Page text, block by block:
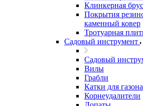
Клинкерная
Покрытия
каменный ковер
Тротуарная
Садовый инструмент
Садовый
Вилы
Грабли
Катки для газона
Корнеудалители